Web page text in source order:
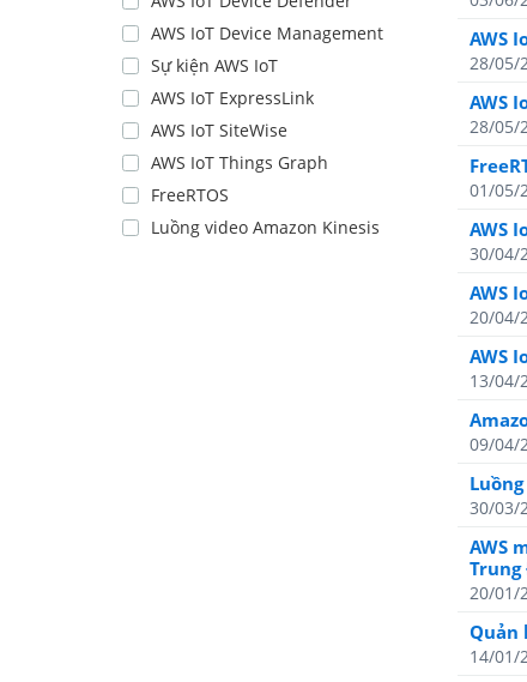
AWS IoT Device Management
Sự kiện AWS IoT
AWS IoT ExpressLink
AWS IoT SiteWise
AWS IoT Things Graph
FreeRTOS
Luồng video Amazon Kinesis
AWS
28/05/
AWS
28/05/
01/05/
AWS
30/04/
AWS
20/04/
AWS
13/04/
09/04/
30/03/
AWS
Trung
20/01/
Quản
14/01/